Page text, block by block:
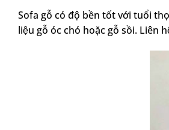
Sofa gỗ có độ bền tốt với tuổi
liệu gỗ óc chó hoặc gỗ sồi. Liên